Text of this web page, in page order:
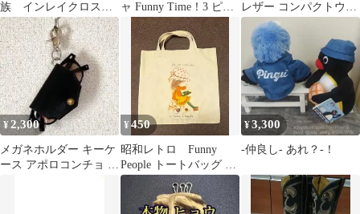
族 インレイクロスペ
ンダント アーティス
ト作
ャ Funny Time！3 ピノ
キオ 3個
レザー コンパクトウォ
レット 蛇革 ハンドメイ
ド
¥2,300
メガネホルダー キーケ
ース アポロコンチョ 真
¥450
昭和レトロ Funny
People トートバッグ ヴ
ィンテージ
¥3,300
-仲良し- あれ？-！